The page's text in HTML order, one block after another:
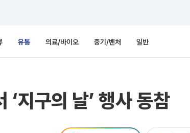
유통 의료/바이오 중기/벤처 일반
지구의 날’ 행사 동참